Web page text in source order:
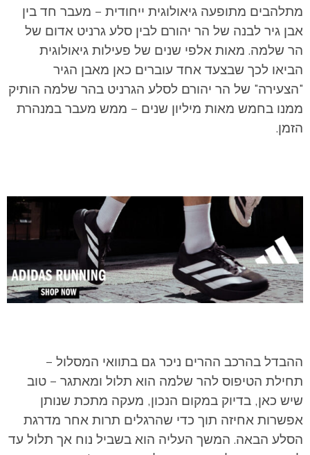
מתלהבים מתופעה גיאולוגית ייחודית – מעבר חד בין
אבן גיר לבנה של הר יהורם לבין סלע גרניט אדום של
הר שלמה. מאות אלפי שנים של פעילות גיאולוגית
הביאו לכך שבצעד אחד עוברים כאן מאבן הגיר
"הצעירה" של הר יהורם לסלע הגרניט בהר שלמה הותיק
ממנו בחמש מאות מיליון שנים – ממש מעבר במנהרת
הזמן.
ההבדל בהרכב ההרים ניכר גם בתוואי המסלול –
תחילת הטיפוס להר שלמה הוא תלול ומאתגר – טוב
שיש כאן, בדיוק במקום הנכון, מעקה מתכת שנותן
אפשרות אחיזה תוך כדי שהרגלים תרות אחר מדרגת
הסלע הבאה. המשך העליה הוא בשביל נוח אך תלול עד